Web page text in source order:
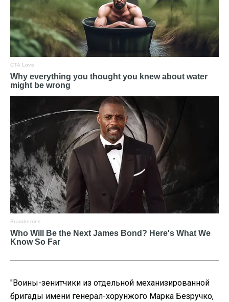
"Воины-зенитчики из отдельной механизированной
бригады имени генерал-хорунжого Марка Безручко,